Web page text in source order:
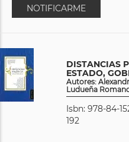
NOTIFICARME
DISTANCIAS
ESTADO,
Autores:
Ludueña
Isbn: 978-84-
192